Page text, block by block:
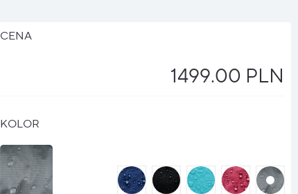
CENA
1499.00 PLN
KOLOR
halo
?
halo
halo
?
halo
?
halo
?